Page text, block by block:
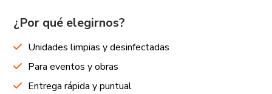
¿Por qué elegirnos?
Unidades limpias y desinfectadas
Para eventos y obras
Entrega rápida y puntual